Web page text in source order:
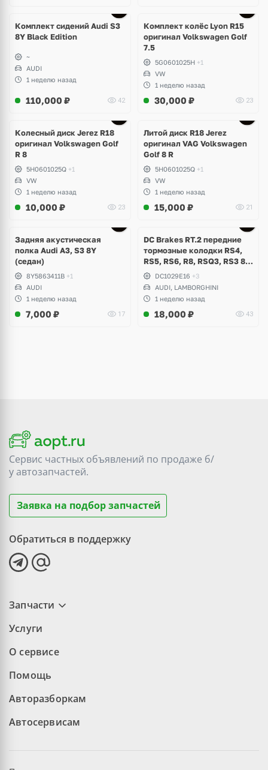
Комплект сидений Audi S3
8Y Black Edition
~
AUDI
1 неделю назад
110,000 ₽ 42
Комплект колёс Lyon R15
оригинал Volkswagen Golf
7.5
5G0601025H +1
VW
1 неделю назад
30,000 ₽ 23
Колесный диск Jerez R18
оригинал Volkswagen Golf
R 8
5H0601025Q +1
VW
1 неделю назад
10,000 ₽ 23
Литой диск R18 Jerez
оригинал VAG Volkswagen
Golf 8 R
5H0601025Q +1
VW
1 неделю назад
15,000 ₽ 21
Задняя акустическая
полка Audi A3, S3 8Y
(седан)
8Y5863411B +1
AUDI
1 неделю назад
7,000 ₽ 17
DC Brakes RT.2 передние
тормозные колодки RS4,
RS5, RS6, R8, RSQ3, RS3 8V
(комплект 8 шт)
DC1029E16 +3
AUDI, LAMBORGHINI
1 неделю назад
18,000 ₽ 43
Сервис частных объявлений по продаже б/
уавтозапчастей.
Заявка на подбор запчастей
Обратиться в поддержку
Запчасти
Услуги
О сервисе
Помощь
Авторазборкам
Автосервисам